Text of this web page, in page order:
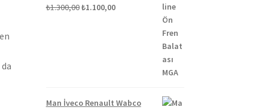
5 üzerinden
₺1.300,00Orijinal
₺1.100,00Şu
Man İveco Renault Wabco